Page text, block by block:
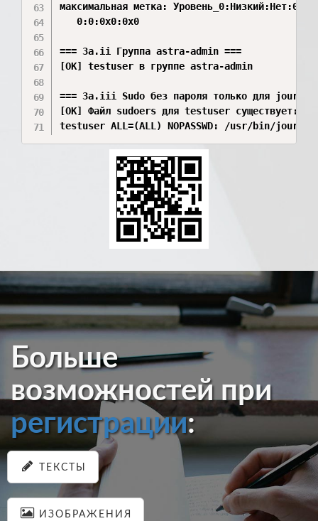
максимальная метка: Уровень_0:Низкий:Нет:0x0
   0:0:0x0:0x0
=== 3a.ii Группа astra-admin ===
[OK] testuser в группе astra-admin
=== 3a.iii Sudo без пароля только для
[OK] Файл sudoers для testuser существует:
Больше
возможностей при
регистрации:
ТЕКСТЫ
ИЗОБРАЖЕНИЯ